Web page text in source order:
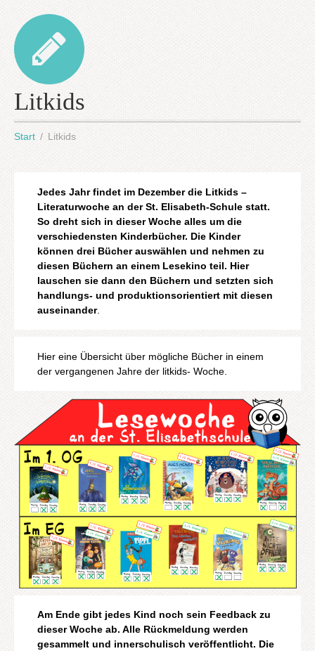
Litkids
Start Litkids
Jedes Jahr findet im Dezember die Litkids –
Literaturwoche an der St. Elisabeth-Schule statt.
So dreht sich in dieser Woche alles um die
verschiedensten Kinderbücher. Die Kinder
können drei Bücher auswählen und nehmen zu
diesen Büchern an einem Lesekino teil. Hier
lauschen sie dann den Büchern und setzten sich
handlungs- und produktionsorientiert mit diesen
auseinander.
Hier eine Übersicht über mögliche Bücher in einem
der vergangenen Jahre der litkids- Woche.
Am Ende gibt jedes Kind noch sein Feedback zu
dieser Woche ab. Alle Rückmeldung werden
gesammelt und innerschulisch veröffentlicht. Die